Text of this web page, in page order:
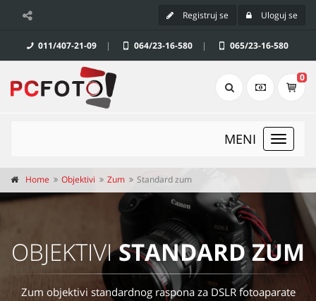
Registruj se Uloguj se
011/407-21-09 | 064/23-16-580 | 065/23-16-580
0
Toggle
MENI
Home Objektivi Zum Standard zum
OBJEKTIVISTANDARD ZUM
Zum objektivi standardnog raspona za DSLR fotoaparate